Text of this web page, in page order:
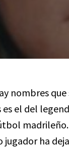
nombres que
el del
madrileño.
ha